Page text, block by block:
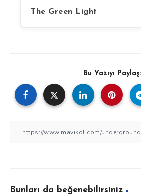
The Green Light
Bu Yazıyı Paylaş:
Bunları da beğenebilirsiniz